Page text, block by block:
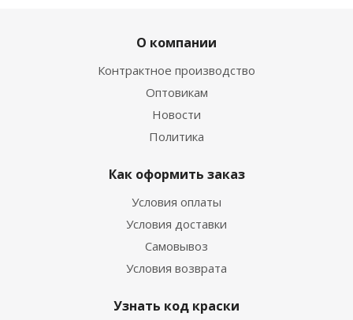
О компании
Контрактное производство
Оптовикам
Новости
Политика
Как оформить заказ
Условия оплаты
Условия доставки
Самовывоз
Условия возврата
Узнать код краски